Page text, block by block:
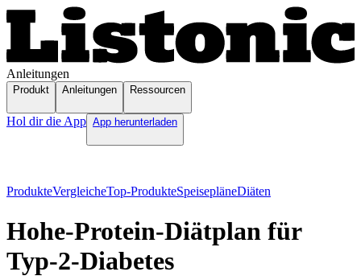
Anleitungen
Produkt Anleitungen Ressourcen
Hol dir die App App herunterladen
ProdukteVergleicheTop-ProdukteSpeisepläneDiäten
Hohe-Protein-Diätplan für
Typ-2-Diabetes